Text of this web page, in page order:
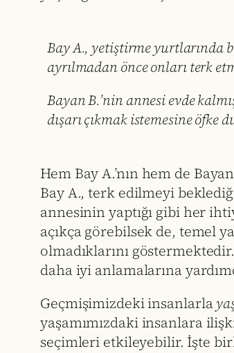
Bay A., yetiştirme yurtlarında
ayrılmadan önce onları terk
Bayan B.’nin annesi evde
dışarı çıkmak istemesine öfke
Hem Bay A.’nın hem de
Bay A., terk edilmeyi
annesinin yaptığı gibi her
açıkça görebilsek de, temel
olmadıklarını
daha iyi anlamalarına
Geçmişimizdeki insanlarla
yaşamımızdaki insanlara
seçimleri etkileyebilir. İşte